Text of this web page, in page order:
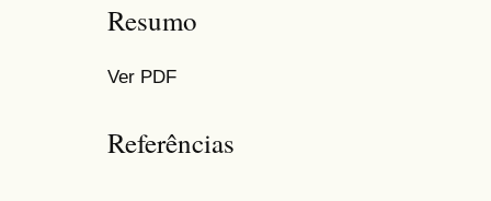
Resumo
Ver PDF
Referências